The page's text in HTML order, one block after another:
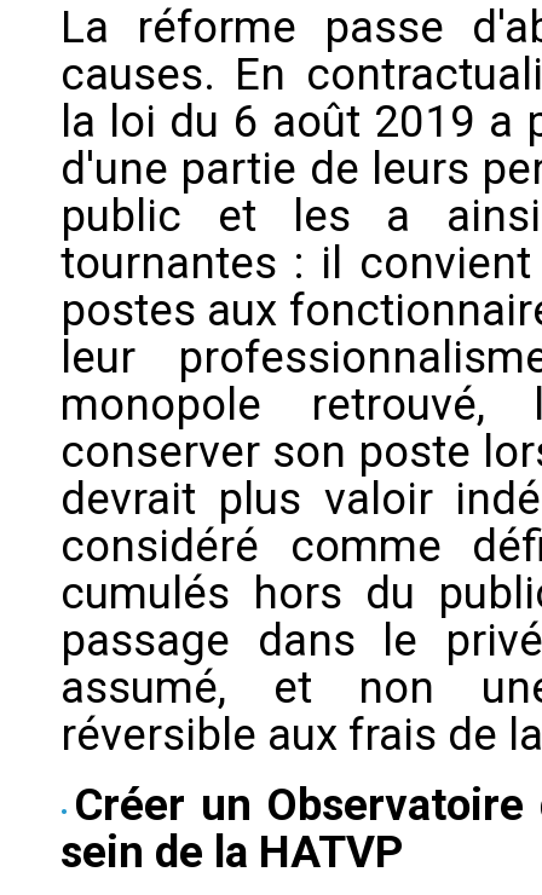
La réforme passe
causes. En
la loi du 6 août 2019
d'une partie de leurs
public et les a
tournantes : il
postes aux
leur
monopole
conserver son poste
devrait plus valoir
considéré comme
cumulés hors du
passage dans le
assumé, et non
réversible aux frais de
Créer un
sein de la HATVP